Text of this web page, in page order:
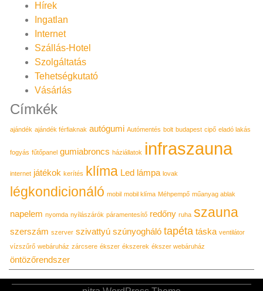
Hírek
Ingatlan
Internet
Szállás-Hotel
Szolgáltatás
Tehetségkutató
Vásárlás
Címkék
ajándék ajándék férfiaknak autógumi Autómentés bolt budapest cipő eladó lakás
fogyás fűtőpanel gumiabroncs háziállatok infraszauna
internet játékok kerítés klíma Led lámpa lovak
légkondicionáló mobil mobil klíma Méhpempő műanyag ablak
napelem nyomda nyílászárók páramentesítő redőny ruha szauna
szerszám szerver szivattyú szúnyogháló tapéta táska ventilátor
vízszűrő webáruház zárcsere ékszer ékszerek ékszer webáruház
öntözőrendszer